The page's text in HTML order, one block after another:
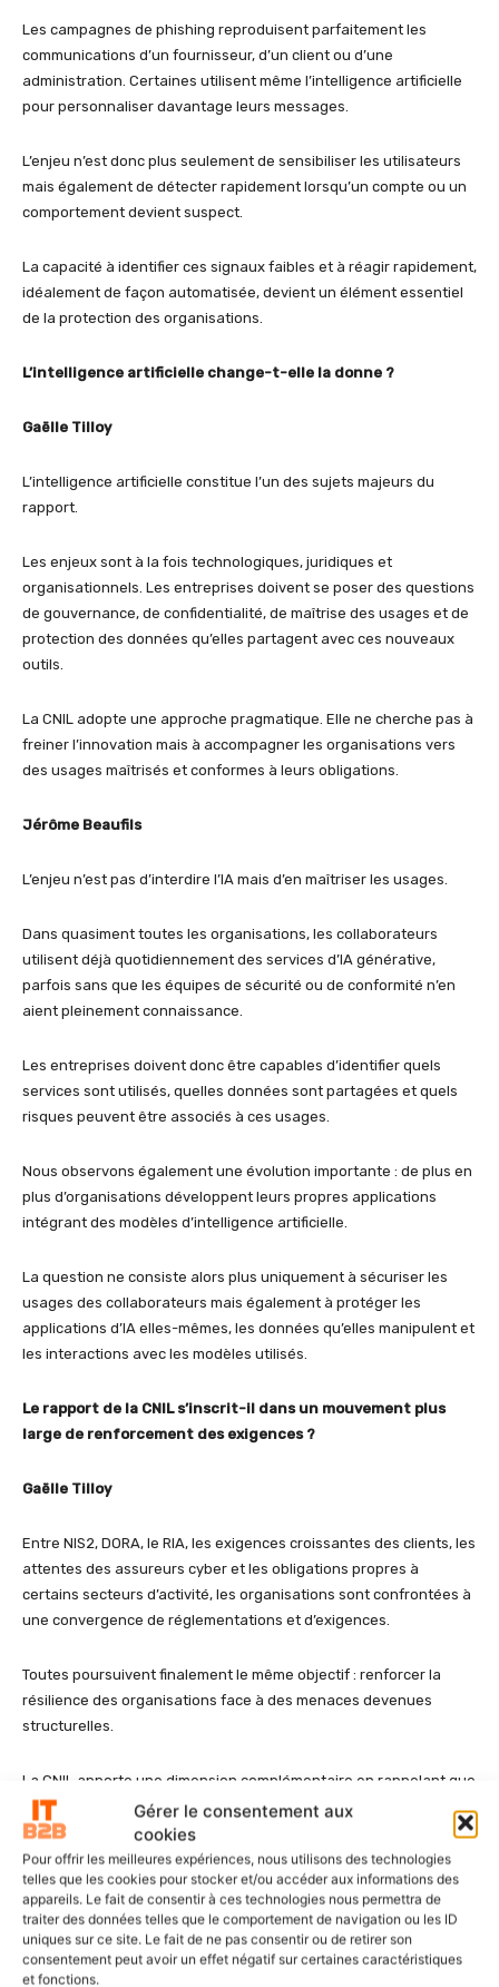
Gérer le consentement aux
cookies
Pour offrir les meilleures expériences, nous utilisons des technologies
telles que les cookies pour stocker et/ou accéder aux informations des
appareils. Le fait de consentir à ces technologies nous permettra de
traiter des données telles que le comportement de navigation ou les ID
uniques sur ce site. Le fait de ne pas consentir ou de retirer son
consentement peut avoir un effet négatif sur certaines caractéristiques
et fonctions.
Les campagnes de phishing reproduisent parfaitement les
communications d’un fournisseur, d’un client ou d’une
administration. Certaines utilisent même l’intelligence artificielle
pour personnaliser davantage leurs messages.
L’enjeu n’est donc plus seulement de sensibiliser les utilisateurs
mais également de détecter rapidement lorsqu’un compte ou un
comportement devient suspect.
La capacité à identifier ces signaux faibles et à réagir rapidement,
idéalement de façon automatisée, devient un élément essentiel
de la protection des organisations.
L’intelligence artificielle change-t-elle la donne ?
Gaëlle Tilloy
L’intelligence artificielle constitue l’un des sujets majeurs du
rapport.
Les enjeux sont à la fois technologiques, juridiques et
organisationnels. Les entreprises doivent se poser des questions
de gouvernance, de confidentialité, de maîtrise des usages et de
protection des données qu’elles partagent avec ces nouveaux
outils.
La CNIL adopte une approche pragmatique. Elle ne cherche pas à
freiner l’innovation mais à accompagner les organisations vers
des usages maîtrisés et conformes à leurs obligations.
Jérôme Beaufils
L’enjeu n’est pas d’interdire l’IA mais d’en maîtriser les usages.
Dans quasiment toutes les organisations, les collaborateurs
utilisent déjà quotidiennement des services d’IA générative,
parfois sans que les équipes de sécurité ou de conformité n’en
aient pleinement connaissance.
Les entreprises doivent donc être capables d’identifier quels
services sont utilisés, quelles données sont partagées et quels
risques peuvent être associés à ces usages.
Nous observons également une évolution importante : de plus en
plus d’organisations développent leurs propres applications
intégrant des modèles d’intelligence artificielle.
La question ne consiste alors plus uniquement à sécuriser les
usages des collaborateurs mais également à protéger les
applications d’IA elles-mêmes, les données qu’elles manipulent et
les interactions avec les modèles utilisés.
Le rapport de la CNIL s’inscrit-il dans un mouvement plus
large de renforcement des exigences ?
Gaëlle Tilloy
Entre NIS2, DORA, le RIA, les exigences croissantes des clients, les
attentes des assureurs cyber et les obligations propres à
certains secteurs d’activité, les organisations sont confrontées à
une convergence de réglementations et d’exigences.
Toutes poursuivent finalement le même objectif : renforcer la
résilience des organisations face à des menaces devenues
structurelles.
La CNIL apporte une dimension complémentaire en rappelant que
la protection des données personnelles constitue désormais l’un
des piliers de cette résilience.
Jérôme Beaufils
Les mêmes questions reviennent désormais dans les audits, les
appels d’offres, les questionnaires assureurs ou les démarches